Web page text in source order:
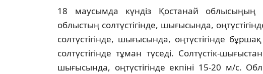
18 маусымда күндіз Қостанай
облыстың солтүстігінде, шығысында,
солтүстігінде, шығысында, оңтүстігінде
солтүстігінде тұман түседі. Солтүстік-
шығысында, оңтүстігінде екпіні 15-20 м/с.